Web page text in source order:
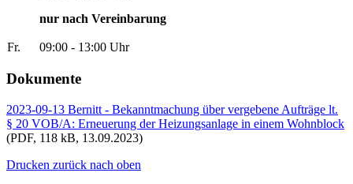
nur nach Vereinbarung
Fr. 09:00 - 13:00 Uhr
Dokumente
2023-09-13 Bernitt - Bekanntmachung über vergebene Aufträge lt.
§ 20 VOB/A: Erneuerung der Heizungsanlage in einem Wohnblock
(PDF, 118 kB, 13.09.2023)
Drucken zurück nach oben